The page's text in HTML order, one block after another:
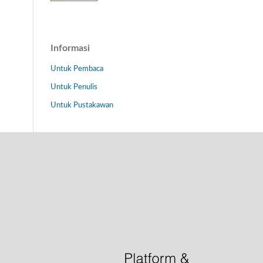
Informasi
Untuk Pembaca
Untuk Penulis
Untuk Pustakawan